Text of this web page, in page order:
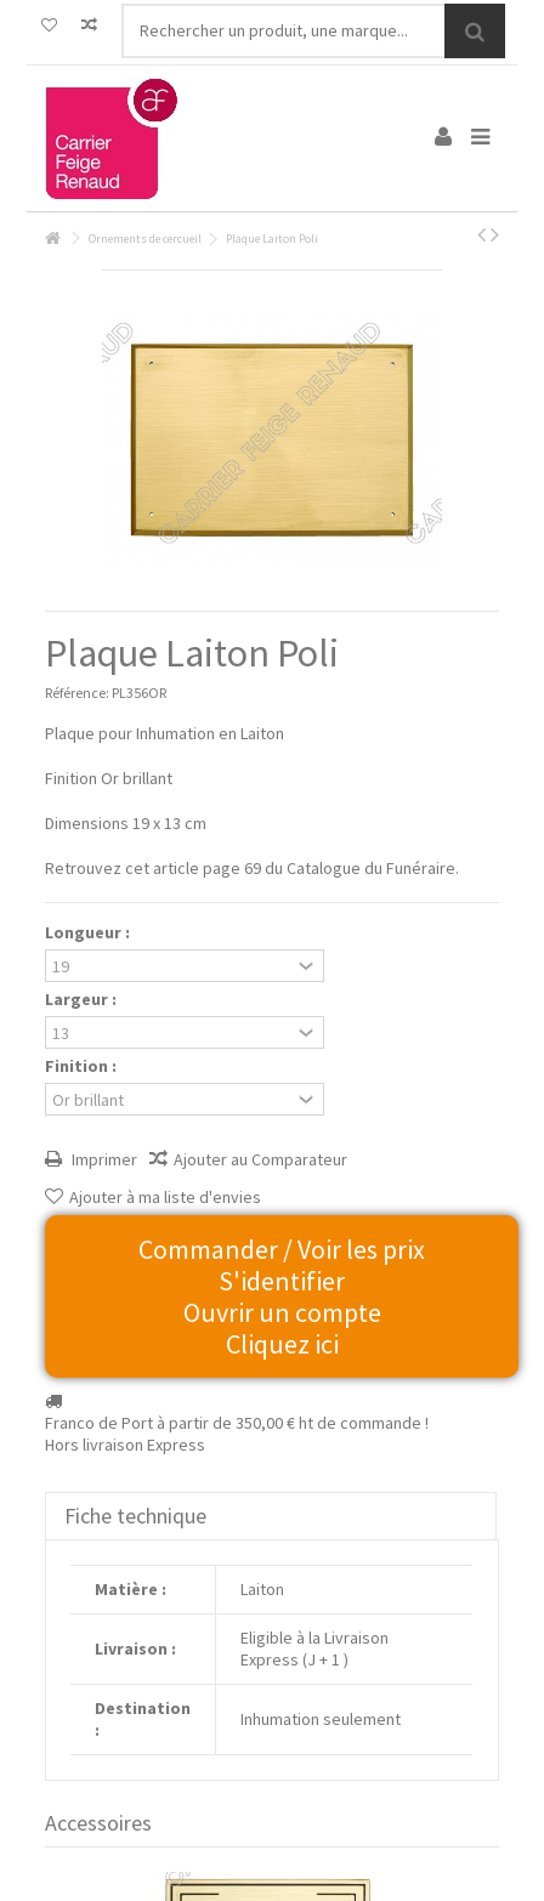
Ornements de cercueil Plaque Laiton Poli
Plaque Laiton Poli
Référence: PL356OR
Plaque pour Inhumation en Laiton
Finition Or brillant
Dimensions 19 x 13 cm
Retrouvez cet article page 69 du Catalogue du Funéraire.
Longueur :
Largeur :
Finition :
Imprimer
Ajouter au Comparateur
Ajouter à ma liste d'envies
Commander / Voir les prix
S'identifier
Ouvrir un compte
Cliquez ici
Franco de Port à partir de350,00 €ht de commande !
Hors livraison Express
Fiche technique
Matière : Laiton
Livraison :
Eligible à la Livraison
Express (J + 1 )
Destination
:
Inhumation seulement
Accessoires